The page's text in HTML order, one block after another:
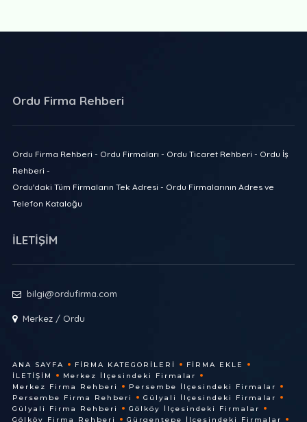
Ordu Firma Rehberi
Ordu Firma Rehberi - Ordu Firmaları - Ordu Ticaret Rehberi - Ordu İş
Rehberi -
Ordu'daki Tüm Firmaların Tek Adresi - Ordu Firmalarının Adres ve
Telefon Kataloğu
İLETİŞİM
bilgi@ordufirma.com
Merkez / Ordu
ANA SAYFA FIRMA KATEGORILERI
FIRMA EKLE
İLETIŞIM
Merkez İlçesindeki Firmalar
Merkez Firma Rehberi
Persembe İlçesindeki Firmalar
Persembe Firma Rehberi
Gülyali İlçesindeki Firmalar
Gülyali Firma Rehberi
Gölköy İlçesindeki Firmalar
Gölköy Firma Rehberi
Gürgentepe İlçesindeki Firmalar